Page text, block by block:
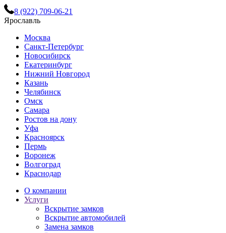
8 (922) 709-06-21
Ярославль
Москва
Санкт-Петербург
Новосибирск
Екатеринбург
Нижний Новгород
Казань
Челябинск
Омск
Самара
Ростов на дону
Уфа
Красноярск
Пермь
Воронеж
Волгоград
Краснодар
О компании
Услуги
Вскрытие замков
Вскрытие автомобилей
Замена замков